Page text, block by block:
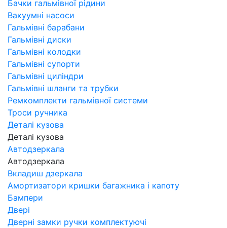
Бачки гальмівної рідини
Вакуумні насоси
Гальмівні барабани
Гальмівні диски
Гальмівні колодки
Гальмівні супорти
Гальмівні циліндри
Гальмівні шланги та трубки
Ремкомплекти гальмівної системи
Троси ручника
Деталі кузова
Деталі кузова
Автодзеркала
Автодзеркала
Вкладиш дзеркала
Амортизатори кришки багажника і капоту
Бампери
Двері
Дверні замки ручки комплектуючі